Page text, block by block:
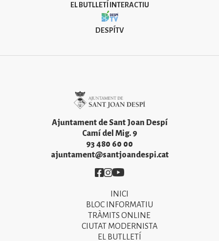
EL BUTLLETÍ INTERACTIU
DESPÍTV
Ajuntament de Sant Joan Despí
Camí del Mig. 9
93 480 60 00
ajuntament@santjoandespi.cat
Imatge
Imatge
Imatge
INICI
BLOC INFORMATIU
TRÀMITS ONLINE
CIUTAT MODERNISTA
EL BUTLLETÍ